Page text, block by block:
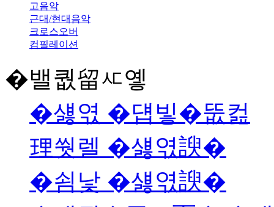
고음악
근대/현대음악
크로스오버
컴필레이션
�밸퀎留ㅼ옣
�섏엯 �덉빟�뚮컲
理쒓렐 �섏엯諛�
�쇰낯 �섏엯諛�